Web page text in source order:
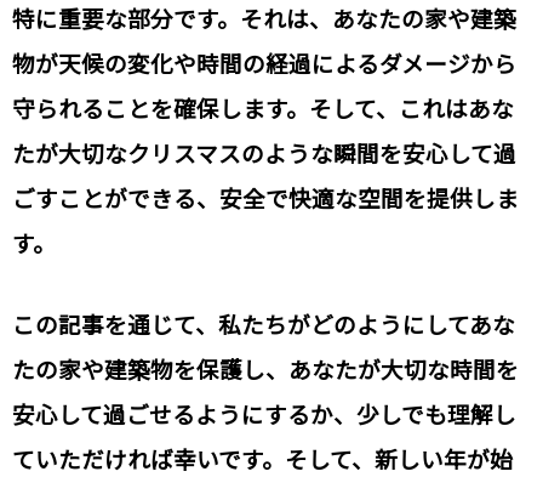
特に重要な部分です。それは、あなたの家や建築
物が天候の変化や時間の経過によるダメージから
守られることを確保します。そして、これはあな
たが大切なクリスマスのような瞬間を安心して過
ごすことができる、安全で快適な空間を提供しま
す。
この記事を通じて、私たちがどのようにしてあな
たの家や建築物を保護し、あなたが大切な時間を
安心して過ごせるようにするか、少しでも理解し
ていただければ幸いです。そして、新しい年が始